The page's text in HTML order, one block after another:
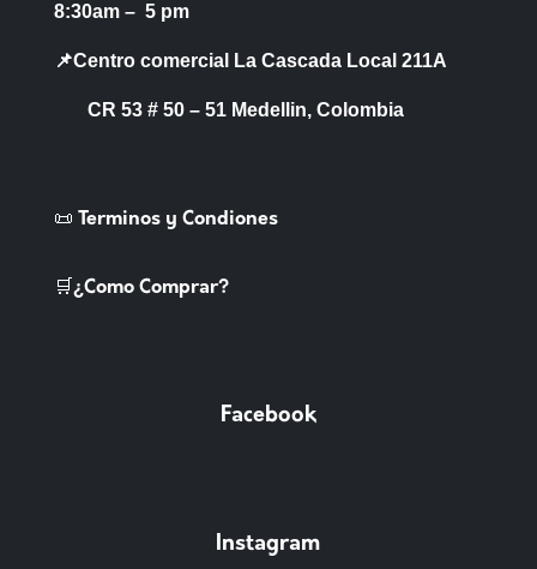
8:30am – 5 pm
📌Centro comercial La Cascada Local 211A
CR 53 # 50 – 51 Medellin, Colombia
📜 Terminos y Condiones
🛒¿Como Comprar?
Facebook
Instagram